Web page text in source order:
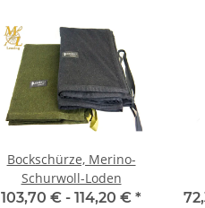
Bockschürze, Merino-
Schurwoll-Loden
103,70 € - 114,20 € *